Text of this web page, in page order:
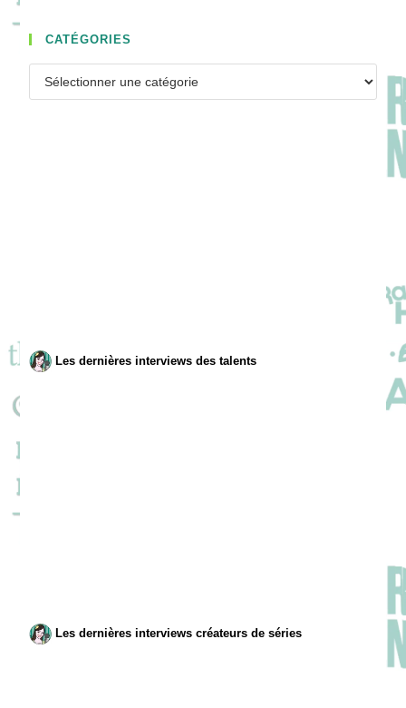
CATÉGORIES
Catégories
Les dernières interviews des talents
Les dernières interviews créateurs de séries